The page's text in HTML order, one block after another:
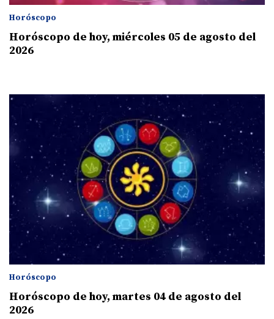
Horóscopo
Horóscopo de hoy, miércoles 05 de agosto del
2026
Horóscopo
Horóscopo de hoy, martes 04 de agosto del
2026